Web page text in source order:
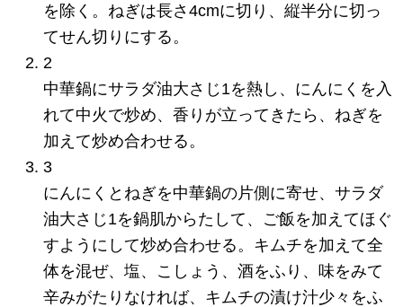
を除く。ねぎは長さ4cmに切り、縦半分に切っ
てせん切りにする。
2
中華鍋にサラダ油大さじ1を熱し、にんにくを入
れて中火で炒め、香りが立ってきたら、ねぎを
加えて炒め合わせる。
3
にんにくとねぎを中華鍋の片側に寄せ、サラダ
油大さじ1を鍋肌からたして、ご飯を加えてほぐ
すようにして炒め合わせる。キムチを加えて全
体を混ぜ、塩、こしょう、酒をふり、味をみて
辛みがたりなければ、キムチの漬け汁少々をふ